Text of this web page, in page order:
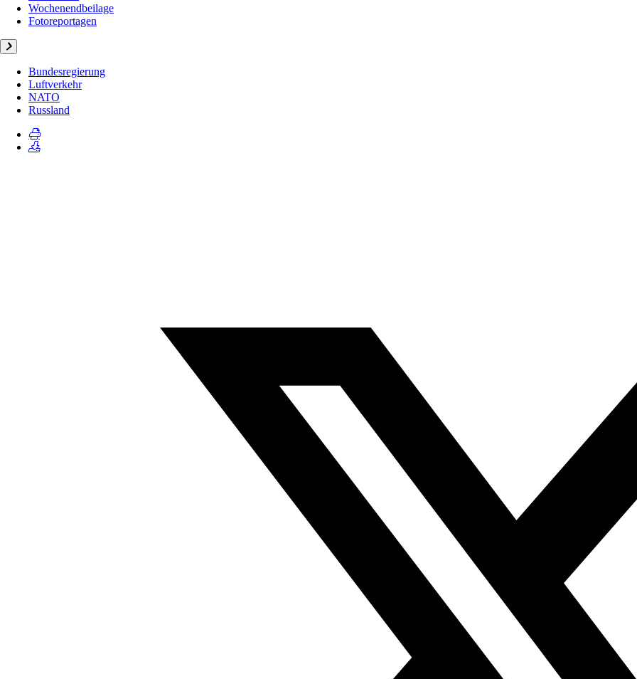
Wochenendbeilage
Fotoreportagen
Bundesregierung
Luftverkehr
NATO
Russland